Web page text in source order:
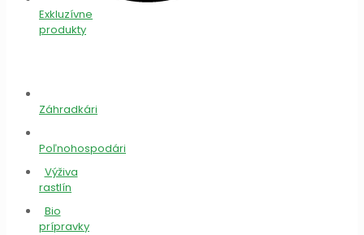
Exkluzívne
produkty
Záhradkári
Poľnohospodári
Výživa
rastlín
Bio
prípravky